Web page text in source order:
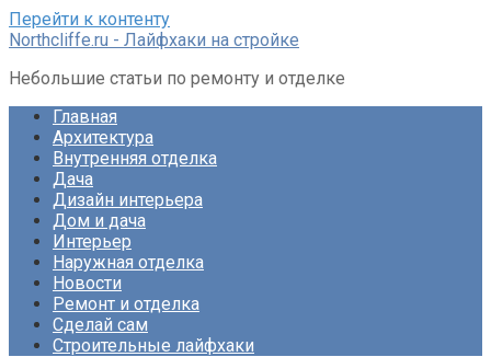
Перейти к контенту
Northcliffe.ru - Лайфхаки на стройке
Небольшие статьи по ремонту и отделке
Главная
Архитектура
Внутренняя отделка
Дача
Дизайн интерьера
Дом и дача
Интерьер
Наружная отделка
Новости
Ремонт и отделка
Сделай сам
Строительные лайфхаки